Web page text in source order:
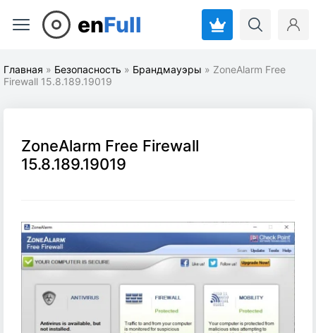
enFull
Главная » Безопасность » Брандмауэры » ZoneAlarm Free
Firewall 15.8.189.19019
ZoneAlarm Free Firewall
15.8.189.19019